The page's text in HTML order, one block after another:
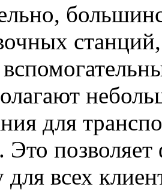
для
Это
всех